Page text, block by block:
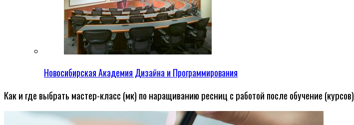
Новосибирская Академия Дизайна и Программирования
Как и где выбрать мастер-класс (мк) по наращиванию ресниц с работой после обучение (курсов)